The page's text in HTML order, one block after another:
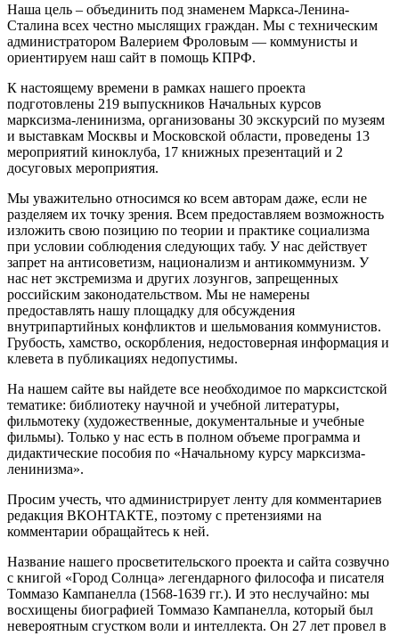
Наша цель – объединить под знаменем Маркса-Ленина-
Сталина всех честно мыслящих граждан. Мы с техническим
администратором Валерием Фроловым — коммунисты и
ориентируем наш сайт в помощь КПРФ.
К настоящему времени в рамках нашего проекта
подготовлены 219 выпускников Начальных курсов
марксизма-ленинизма, организованы 30 экскурсий по музеям
и выставкам Москвы и Московской области, проведены 13
мероприятий киноклуба, 17 книжных презентаций и 2
досуговых мероприятия.
Мы уважительно относимся ко всем авторам даже, если не
разделяем их точку зрения. Всем предоставляем возможность
изложить свою позицию по теории и практике социализма
при условии соблюдения следующих табу. У нас действует
запрет на антисоветизм, национализм и антикоммунизм. У
нас нет экстремизма и других лозунгов, запрещенных
российским законодательством. Мы не намерены
предоставлять нашу площадку для обсуждения
внутрипартийных конфликтов и шельмования коммунистов.
Грубость, хамство, оскорбления, недостоверная информация и
клевета в публикациях недопустимы.
На нашем сайте вы найдете все необходимое по марксистской
тематике: библиотеку научной и учебной литературы,
фильмотеку (художественные, документальные и учебные
фильмы). Только у нас есть в полном объеме программа и
дидактические пособия по «Начальному курсу марксизма-
ленинизма».
Просим учесть, что администрирует ленту для комментариев
редакция ВКОНТАКТЕ, поэтому с претензиями на
комментарии обращайтесь к ней.
Название нашего просветительского проекта и сайта созвучно
с книгой «Город Солнца» легендарного философа и писателя
Томмазо Кампанелла (1568-1639 гг.). И это неслучайно: мы
восхищены биографией Томмазо Кампанелла, который был
невероятным сгустком воли и интеллекта. Он 27 лет провел в